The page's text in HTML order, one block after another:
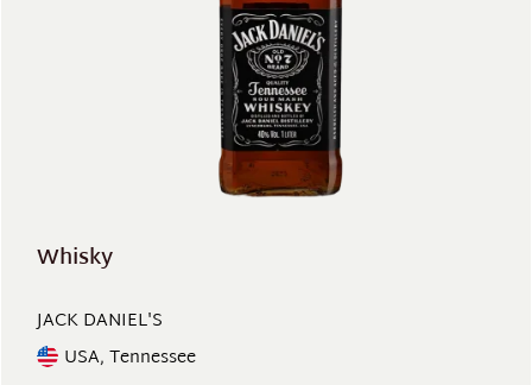
Whisky
JACK DANIEL'S
USA, Tennessee